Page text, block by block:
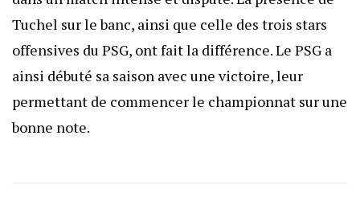
Tuchel sur le banc, ainsi que celle des trois stars
offensives du PSG, ont fait la différence. Le PSG a
ainsi débuté sa saison avec une victoire, leur
permettant de commencer le championnat sur une
bonne note.